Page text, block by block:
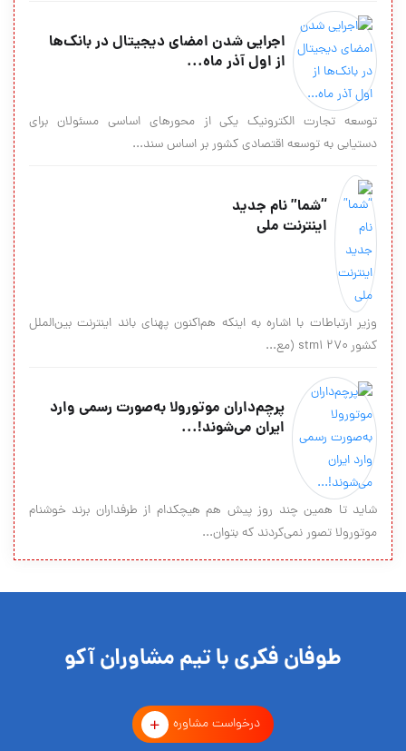
اجرایی شدن امضای دیجیتال در بانک‌ها
از اول آذر ماه...
توسعه تجارت الکترونیک یکی از محورهای اساسی مسئولان برای
دستیابی به توسعه اقتصادی کشور بر اساس سند...
“شما” نام جدید
اینترنت ملی
وزیر ارتباطات با اشاره به اینکه هم‌اکنون پهنای باند اینترنت بین‌الملل
کشور ۲۷۰ stm1 (مع...
پرچم‌داران موتورولا به‌صورت رسمی وارد
ایران می‌شوند!...
شاید تا همین چند روز پیش هم هیچکدام از طرفداران برند خوشنام
موتورولا تصور نمی‌کردند که بتوان...
طوفان فکری با تیم مشاوران آکو
درخواست مشاوره